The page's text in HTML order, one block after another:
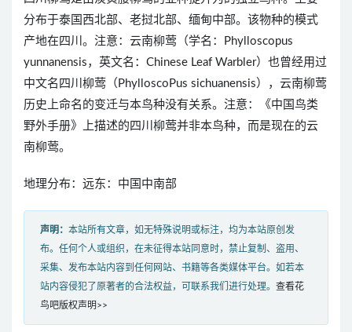
分布于泰国西北部、老挝北部、缅甸中部。该物种的模式
产地在四川。注意：云南柳莺（学名：Phylloscopus
yunnanensis，英文名：Chinese Leaf Warbler）也曾经用过
中文名四川柳莺（PhylloscoPus sichuanensis），云南柳莺
历史上命名的变迁与本鸟种没有关系。注意：《中国鸟类
野外手册》上描述的四川柳莺并非本鸟种，而是现在的云
南柳莺。
地理分布：远东：中国中南部
声明： 本站所有文章，如无特殊说明或标注，均为本站原创发
布。任何个人或组织，在未征得本站同意时，禁止复制、盗用、
采集、发布本站内容到任何网站、书籍等各类媒体平台。如若本
站内容侵犯了原著者的合法权益，可联系我们进行处理。 查看花
鸟吧版权声明>>